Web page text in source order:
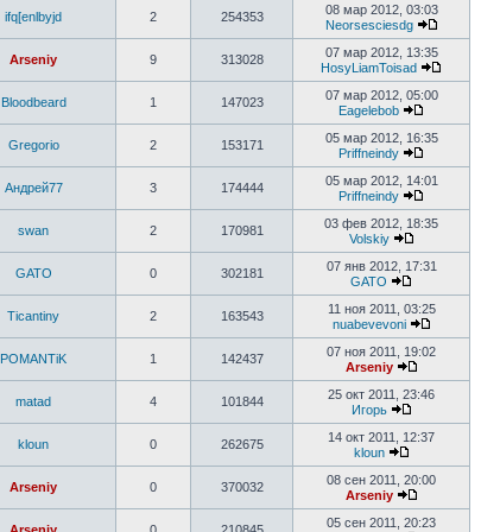
ifq[enlbyjd 2 254353
08 мар 2012, 03:03
Neorsesciesdg
Arseniy 9 313028
07 мар 2012, 13:35
HosyLiamToisad
Bloodbeard 1 147023
07 мар 2012, 05:00
Eagelebob
Gregorio 2 153171
05 мар 2012, 16:35
Priffneindy
Андрей77 3 174444
05 мар 2012, 14:01
Priffneindy
swan 2 170981
03 фев 2012, 18:35
Volskiy
GATO 0 302181
07 янв 2012, 17:31
GATO
Ticantiny 2 163543
11 ноя 2011, 03:25
nuabevevoni
POMANTiK 1 142437
07 ноя 2011, 19:02
Arseniy
matad 4 101844
25 окт 2011, 23:46
Игорь
kloun 0 262675
14 окт 2011, 12:37
kloun
Arseniy 0 370032
08 сен 2011, 20:00
Arseniy
05 сен 2011, 20:23